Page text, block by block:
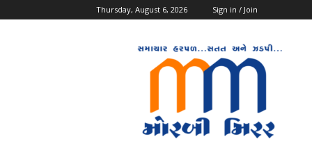
Thursday, August 6, 2026 Sign in / Join